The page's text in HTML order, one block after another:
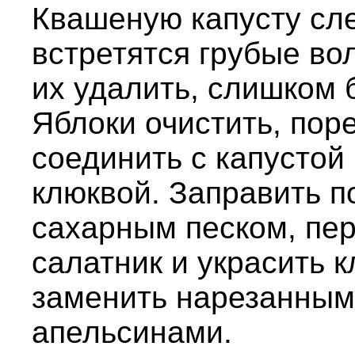
Квашеную капусту
встретятся грубые
их удалить, слишком
Яблоки очистить,
соединить с
клюквой. Заправить
сахарным песком,
салатник и украсить
заменить
апельсинами.